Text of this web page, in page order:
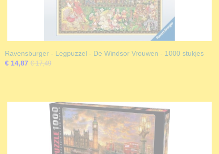
Ravensburger - Legpuzzel - De Windsor Vrouwen - 1000 stukjes
€ 14,87 € 17,49